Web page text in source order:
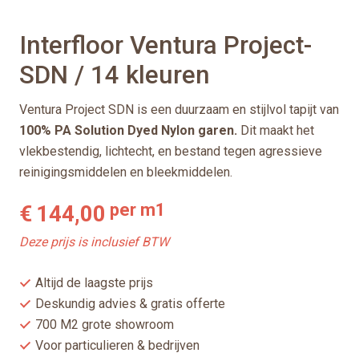
Interfloor Ventura Project-
SDN / 14 kleuren
Ventura Project SDN is een duurzaam en stijlvol tapijt van
100% PA Solution Dyed Nylon garen. Dit maakt het
vlekbestendig, lichtecht, en bestand tegen agressieve
reinigingsmiddelen en bleekmiddelen.
€ 144,00 per m1
Deze prijs is inclusief BTW
Altijd de laagste prijs
Deskundig advies & gratis offerte
700 M2 grote showroom
Voor particulieren & bedrijven